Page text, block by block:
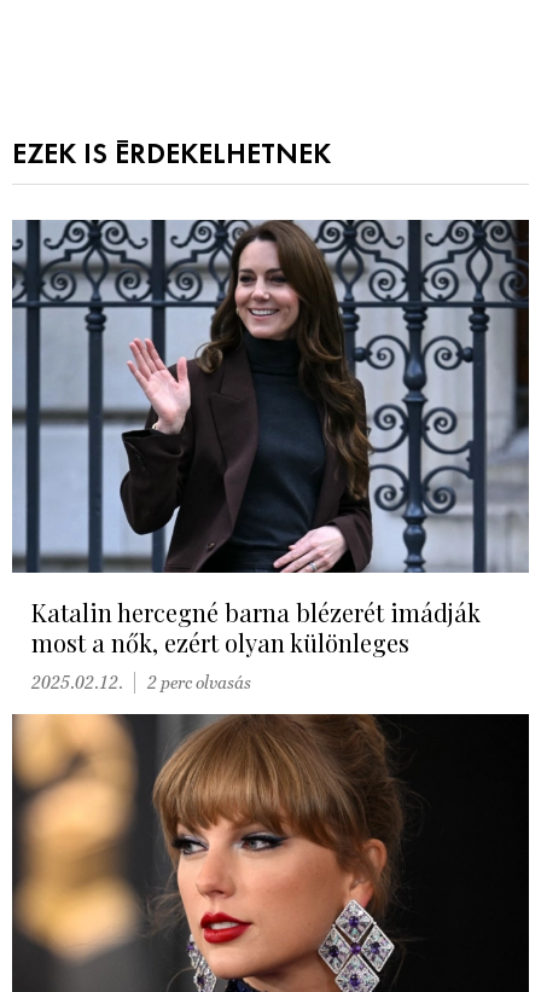
EZEK IS ÉRDEKELHETNEK
Katalin hercegné barna blézerét imádják
most a nők, ezért olyan különleges
2025.02.12. 2 perc olvasás